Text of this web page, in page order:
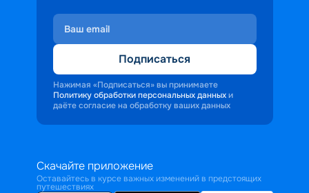
Подписаться
Нажимая «Подписаться» вы принимаете
Политику обработки персональных данных и
даёте согласие на обработку ваших данных
Скачайте приложение
Оставайтесь в курсе важных изменений в предстоящих
путешествиях